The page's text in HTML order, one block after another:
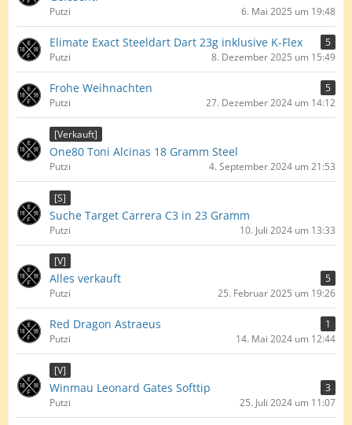
Putzi 6. Mai 2025 um 19:48
Elimate Exact Steeldart Dart 23g inklusive K-Flex
5
Putzi
8. Dezember 2025 um 15:49
Frohe Weihnachten
5
Putzi
27. Dezember 2024 um 14:12
[Verkauft]
One80 Toni Alcinas 18 Gramm Steel
Putzi 4. September 2024 um 21:53
[S]
Suche Target Carrera C3 in 23 Gramm
Putzi 10. Juli 2024 um 13:33
[V]
Alles verkauft
5
Putzi
25. Februar 2025 um 19:26
Red Dragon Astraeus
1
Putzi
14. Mai 2024 um 12:44
[V]
Winmau Leonard Gates Softtip
3
Putzi
25. Juli 2024 um 11:07